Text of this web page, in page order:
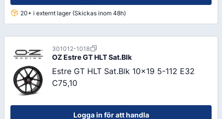
20+ i externt lager (Skickas inom 48h)
301012-1018
OZ Estre GT HLT Sat.Blk
Estre GT HLT Sat.Blk 10x19 5-112 E32
C75,10
Logga in för att handla